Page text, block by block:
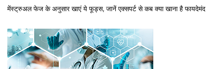
मेंस्ट्रुअल फेज के अनुसार खाएं ये फूड्स, जानें एक्सपर्ट से कब क्या खाना है फायदेमंद